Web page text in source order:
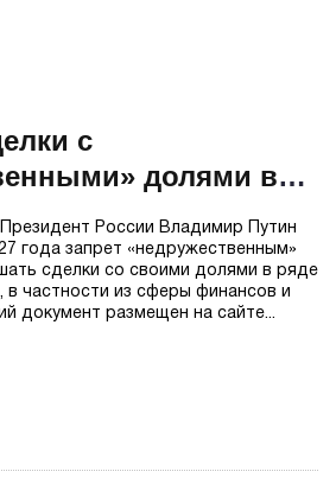
с
долями в
РФ продлен до
России Владимир Путин
года запрет «недружественным»
сделки со своими долями в ряде
в частности из сферы финансов и
документ размещен на сайте...